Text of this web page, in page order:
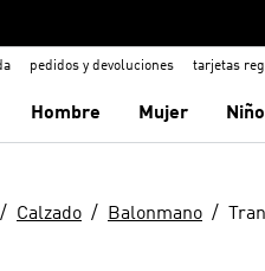
pedidos y devoluciones tarjetas
Hombre Mujer
Calzado Balonmano